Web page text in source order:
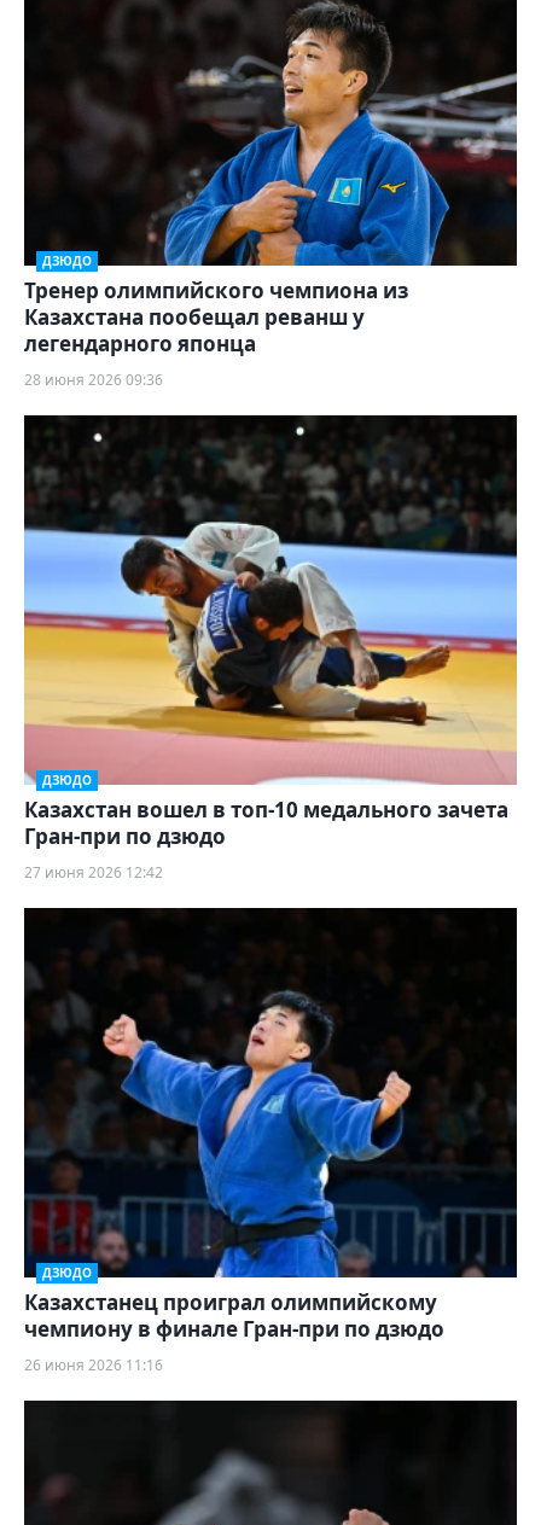
ДЗЮДО
Тренер олимпийского чемпиона из
Казахстана пообещал реванш у
легендарного японца
28 июня 2026 09:36
ДЗЮДО
Казахстан вошел в топ-10 медального зачета
Гран-при по дзюдо
27 июня 2026 12:42
ДЗЮДО
Казахстанец проиграл олимпийскому
чемпиону в финале Гран-при по дзюдо
26 июня 2026 11:16